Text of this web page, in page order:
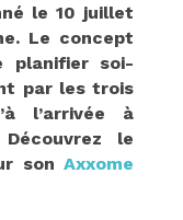
le 10 juillet
Le concept
planifier soi-
par les trois
l’arrivée à
le
sonAxxome